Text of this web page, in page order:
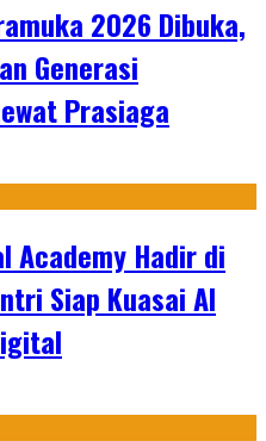
2026 Dibuka,
Generasi
Prasiaga
Academy Hadir di
Siap Kuasai AI